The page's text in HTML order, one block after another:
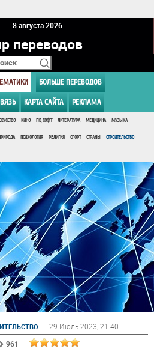
8 августа 2026
переводов
БОЛЬШЕ ПЕРЕВОДОВ
КАРТА САЙТА РЕКЛАМА
КИНО ПК, СОФТ ЛИТЕРАТУРА МЕДИЦИНА МУЗЫКА
ПСИХОЛОГИЯ РЕЛИГИЯ СПОРТ СТРАНЫ СТРОИТЕЛЬСТВО
29 Июль 2023 , 21:40
961